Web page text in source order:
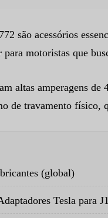
são acessórios
motoristas que
altas amperagens
de travamento físico,
(global)
Tesla para